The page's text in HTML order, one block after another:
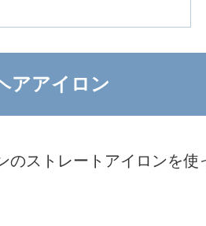
アアイロン
のストレートアイロンを使